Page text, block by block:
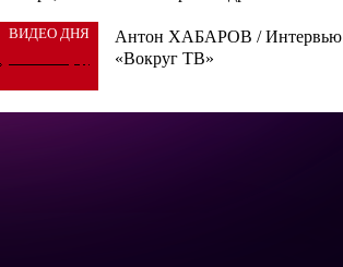
ВИДЕО ДНЯ
Антон ХАБАРОВ / Интервью
«Вокруг ТВ»